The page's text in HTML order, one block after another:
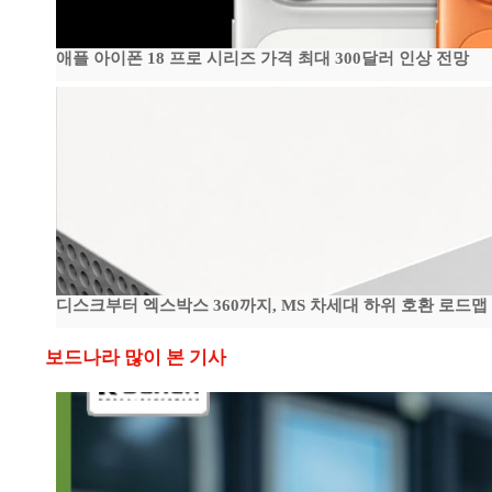
애플 아이폰 18 프로 시리즈 가격 최대 300달러 인상 전망
디스크부터 엑스박스 360까지, MS 차세대 하위 호환 로드맵
보드나라 많이 본 기사